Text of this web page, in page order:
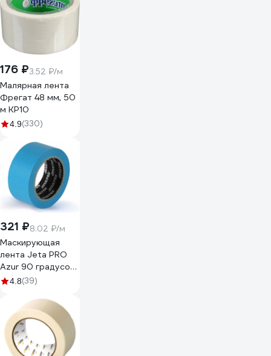
176 ₽3.52 ₽/м
Малярная лента
Фрегат 48 мм, 50
м КР10
4.9(330)
321 ₽8.02 ₽/м
Маскирующая
лента Jeta PRO
Azur 90 градусов
- 30 мин., голубая,
58490/50
4.8(39)